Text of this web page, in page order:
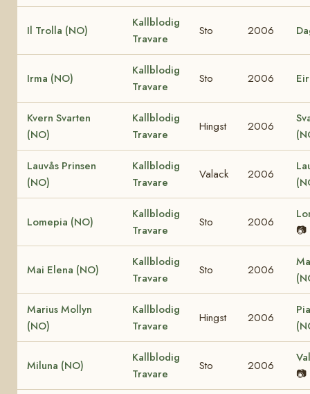
Il Trolla (NO)
Kallblodig
Travare
Sto 2006
Irma (NO)
Kallblodig
Travare
Sto 2006
Kvern Svarten
(NO)
Kallblodig
Travare
Hingst 2006
Lauvås Prinsen
(NO)
Kallblodig
Travare
Valack 2006
Lomepia (NO)
Kallblodig
Travare
Sto 2006
📷
Mai Elena (NO)
Kallblodig
Travare
Sto 2006
Marius Mollyn
(NO)
Kallblodig
Travare
Hingst 2006
Miluna (NO)
Kallblodig
Travare
Sto 2006
📷